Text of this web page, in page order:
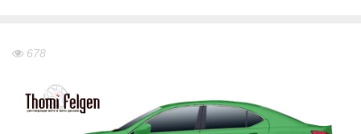
678